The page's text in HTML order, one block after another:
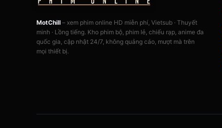
MotChill – xem phim online HD miễn phí, Vietsub · Thuyết
minh · Lồng tiếng. Kho phim bộ, phim lẻ, chiếu rạp, anime đa
quốc gia, cập nhật 24/7, không quảng cáo, mượt mà trên
mọi thiết bị.